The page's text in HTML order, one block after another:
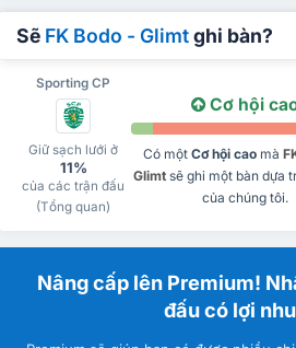
Sẽ FK Bodo - Glimtghi bàn?
Sporting CP
Giữ sạch lưới ở
11%
của các trận đấu
(Tổng quan)
Cơ hội
Có một Cơ hội cao mà
Glimtsẽ ghi một bàn dựa
của chúng tôi.
Nâng cấp lên Premium!
đấu có lợi